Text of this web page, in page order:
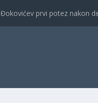
Đokovićev prvi potez nakon